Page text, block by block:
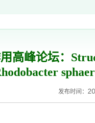
高峰论坛：
发布时间：